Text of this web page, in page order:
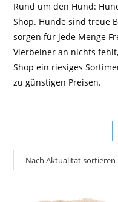
Rund um den Hund:
Shop. Hunde sind treue
sorgen für jede Menge
Vierbeiner an nichts
Shop ein riesiges
zu günstigen Preisen.